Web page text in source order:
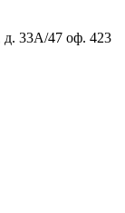
д. 33А/47 оф. 423